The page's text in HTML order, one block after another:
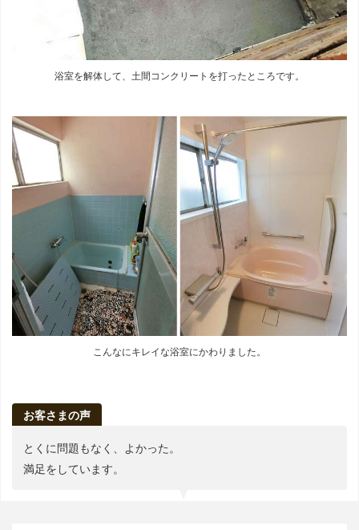
浴室を解体して、土間コンクリートを打ったところです。
こんなにキレイな浴室にかわりました。
お客さまの声
とくに問題もなく、よかった。
満足をしています。